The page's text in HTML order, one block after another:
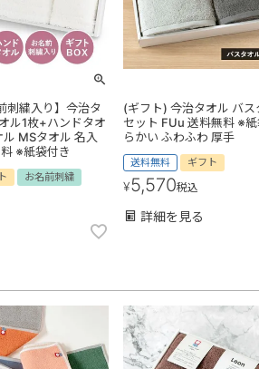
刺繍入り】今治タ
ル1枚+ハンドタオ
MSタオル 名入
※紙袋付き
お名前刺繍
(ギフト) 今治タオル バ
セット FUu 送料無料 ※
らかい ふわふわ 厚手
送料無料 ギフト
¥5,570税込
詳細を見る